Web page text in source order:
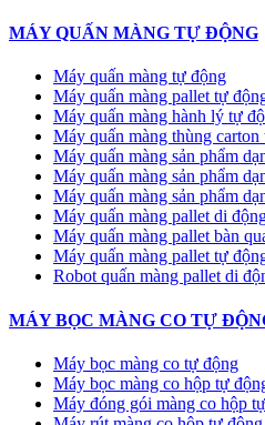
MÁY QUẤN MÀNG TỰ ĐỘNG
Máy quấn màng tự động
​Máy quấn màng pallet tự
Máy quấn màng hành lý tự
Máy quấn màng thùng carton
Máy quấn màng sản phẩm
Máy quấn màng sản phẩm
Máy quấn màng sản phẩm
Máy quấn màng pallet di
Máy quấn màng pallet bàn
Máy quấn màng pallet tự
Robot quấn màng pallet di
MÁY BỌC MÀNG CO TỰ
Máy bọc màng co tự động
Máy bọc màng co hộp tự
Máy đóng gói màng co hộp